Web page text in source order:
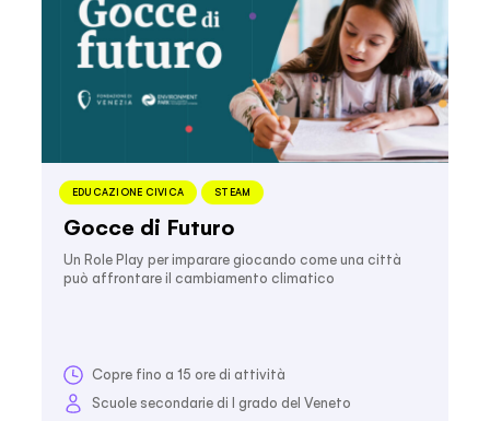
EDUCAZIONE CIVICA STEAM
Gocce di Futuro
Un Role Play per imparare giocando come una città
può affrontare il cambiamento climatico
Copre fino a 15 ore di attività
Scuole secondarie di I grado del Veneto